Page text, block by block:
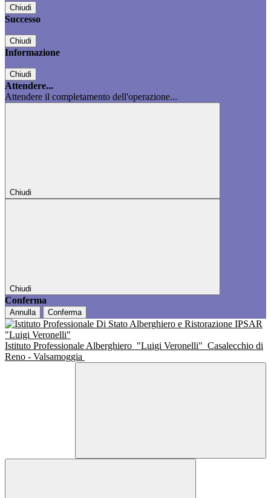
Chiudi
Successo
Chiudi
Informazione
Chiudi
Attendere...
Attendere il completamento dell'operazione...
Chiudi
Chiudi
Conferma
Annulla Conferma
Istituto Professionale Alberghiero "Luigi Veronelli" Casalecchio di
Reno - Valsamoggia